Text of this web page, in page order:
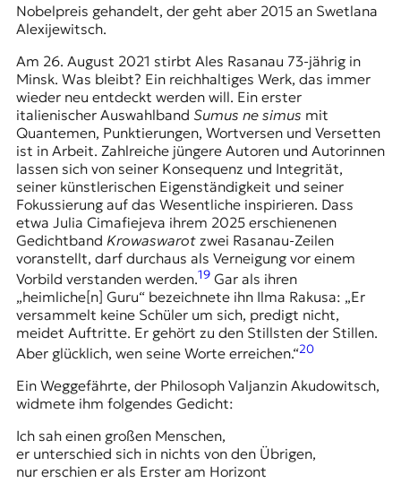
Nobelpreis gehandelt, der geht aber 2015 an Swetlana
Alexijewitsch.
Am 26. August 2021 stirbt Ales Rasanau 73-jährig in
Minsk. Was bleibt? Ein reichhaltiges Werk, das immer
wieder neu entdeckt werden will. Ein erster
italienischer Auswahlband Sumus ne simus mit
Quantemen, Punktierungen, Wortversen und Versetten
ist in Arbeit. Zahlreiche jüngere Autoren und Autorinnen
lassen sich von seiner Konsequenz und Integrität,
seiner künstlerischen Eigenständigkeit und seiner
Fokussierung auf das Wesentliche inspirieren. Dass
etwa Julia Cimafiejeva ihrem 2025 erschienenen
Gedichtband Krowaswarotzwei Rasanau-Zeilen
voranstellt, darf durchaus als Verneigung vor einem
Vorbild verstanden werden.19Gar als ihren
„heimliche[n] Guru“ bezeichnete ihn Ilma Rakusa: „Er
versammelt keine Schüler um sich, predigt nicht,
meidet Auftritte. Er gehört zu den Stillsten der Stillen.
Aber glücklich, wen seine Worte erreichen.“20
Ein Weggefährte, der Philosoph Valjanzin Akudowitsch,
widmete ihm folgendes Gedicht:
Ich sah einen großen Menschen,
er unterschied sich in nichts von den Übrigen,
nur erschien er als Erster am Horizont